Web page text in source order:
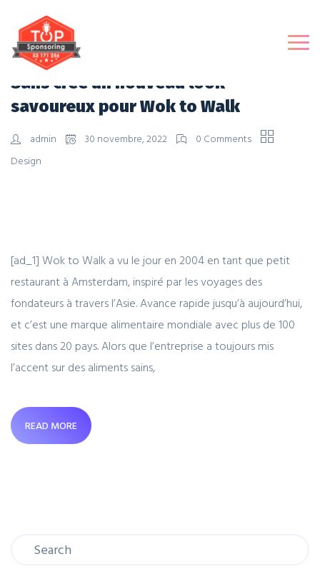
Sans crée un nouveau look
savoureux pour Wok to Walk
admin 30 novembre, 2022
0 Comments
Design
[ad_1] Wok to Walk a vu le jour en 2004 en tant que petit
restaurant à Amsterdam, inspiré par les voyages des
fondateurs à travers l’Asie. Avance rapide jusqu’à aujourd’hui,
et c’est une marque alimentaire mondiale avec plus de 100
sites dans 20 pays. Alors que l’entreprise a toujours mis
l’accent sur des aliments sains,
READ MORE